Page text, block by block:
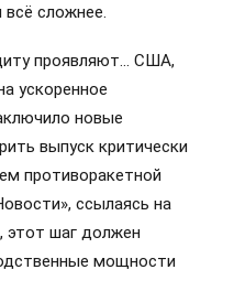
сложнее.
проявляют… США,
ускоренное
новые
выпуск критически
противоракетной
ссылаясь на
шаг должен
мощности